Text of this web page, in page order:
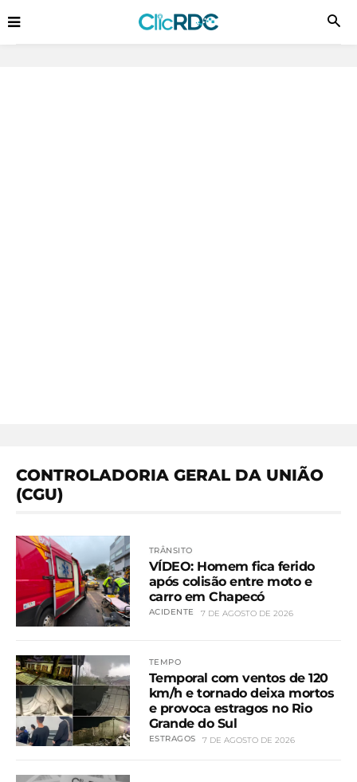
CONTROLADORIA GERAL DA UNIÃO
(CGU)
TRÂNSITO
VÍDEO: Homem fica ferido
após colisão entre moto e
carro em Chapecó
ACIDENTE 7 DE AGOSTO DE 2026
TEMPO
Temporal com ventos de 120
km/h e tornado deixa mortos
e provoca estragos no Rio
Grande do Sul
ESTRAGOS 7 DE AGOSTO DE 2026